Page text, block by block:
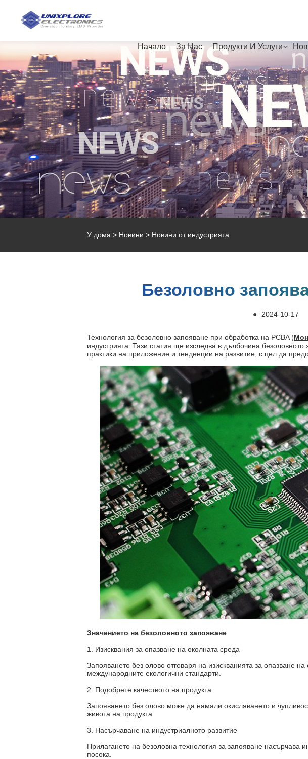
Начало За Нас Продукти И Услуги
У дома > Новини > Новини от индустрията
Безоловно
● 2024-10-17
Технология за безоловно запояване при обработка на PCBA (
индустрията. Тази статия ще изследва в дълбочина
практики на приложение и тенденции на развитие, с цел да
Значението на безоловното запояване
1. Изисквания за опазване на околната среда
Запояването без олово отговаря на изискванията за опазване
международните екологични стандарти.
2. Подобрете качеството на продукта
Запояването без олово може да намали окисляването и
живота на продукта.
3. Насърчаване на индустриалното развитие
Прилагането на безоловна технология за запояване насърчава
посока.